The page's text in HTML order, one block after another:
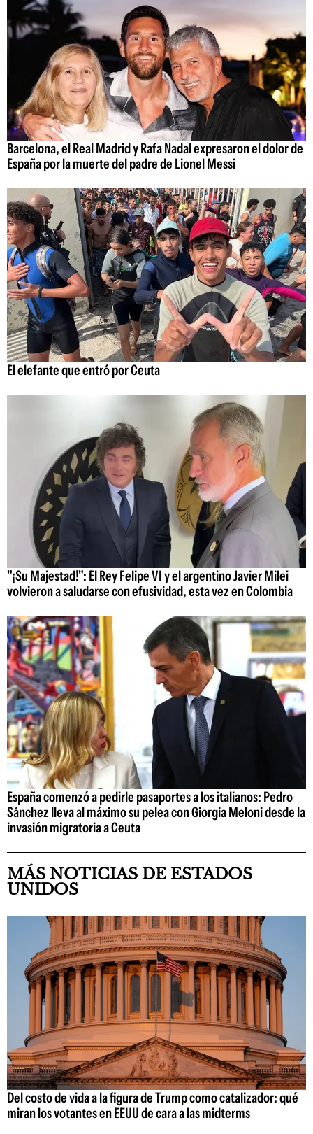
Barcelona, el Real Madrid y Rafa Nadal expresaron el dolor de
España por la muerte del padre de Lionel Messi
El elefante que entró por Ceuta
"¡Su Majestad!": El Rey Felipe VI y el argentino Javier Milei
volvieron a saludarse con efusividad, esta vez en Colombia
España comenzó a pedirle pasaportes a los italianos: Pedro
Sánchez lleva al máximo su pelea con Giorgia Meloni desde la
invasión migratoria a Ceuta
MÁS NOTICIAS DE ESTADOS
UNIDOS
Del costo de vida a la figura de Trump como catalizador: qué
miran los votantes en EEUU de cara a las midterms